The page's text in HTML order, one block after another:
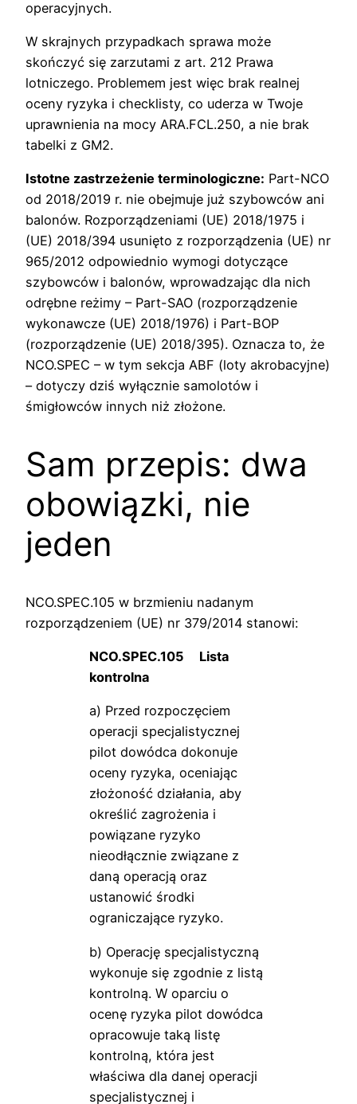
operacyjnych.
W skrajnych przypadkach sprawa może
skończyć się zarzutami z art. 212 Prawa
lotniczego. Problemem jest więc brak realnej
oceny ryzyka i checklisty, co uderza w Twoje
uprawnienia na mocy ARA.FCL.250, a nie brak
tabelki z GM2.
Istotne zastrzeżenie terminologiczne: Part-NCO
od 2018/2019 r. nie obejmuje już szybowców ani
balonów. Rozporządzeniami (UE) 2018/1975 i
(UE) 2018/394 usunięto z rozporządzenia (UE) nr
965/2012 odpowiednio wymogi dotyczące
szybowców i balonów, wprowadzając dla nich
odrębne reżimy – Part-SAO (rozporządzenie
wykonawcze (UE) 2018/1976) i Part-BOP
(rozporządzenie (UE) 2018/395). Oznacza to, że
NCO.SPEC – w tym sekcja ABF (loty akrobacyjne)
– dotyczy dziś wyłącznie samolotów i
śmigłowców innych niż złożone.
Sam przepis: dwa
obowiązki, nie
jeden
NCO.SPEC.105 w brzmieniu nadanym
rozporządzeniem (UE) nr 379/2014 stanowi:
NCO.SPEC.105
Lista
kontrolna
a) Przed rozpoczęciem
operacji specjalistycznej
pilot dowódca dokonuje
oceny ryzyka, oceniając
złożoność działania, aby
określić zagrożenia i
powiązane ryzyko
nieodłącznie związane z
daną operacją oraz
ustanowić środki
ograniczające ryzyko.
b) Operację specjalistyczną
wykonuje się zgodnie z listą
kontrolną. W oparciu o
ocenę ryzyka pilot dowódca
opracowuje taką listę
kontrolną, która jest
właściwa dla danej operacji
specjalistycznej i